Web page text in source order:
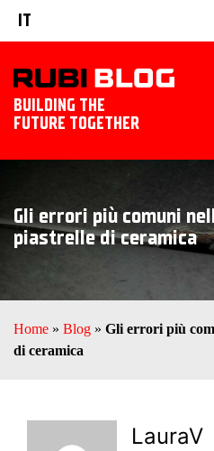
IT
BUILDING THE
FUTURE TOGETHER
TRUCCHI E CONSIGLI
SCOPRI RUBI
Gli errori più comuni
piastrelle di ceramica
Home » Blog » Gli errori più
di ceramica
LauraV